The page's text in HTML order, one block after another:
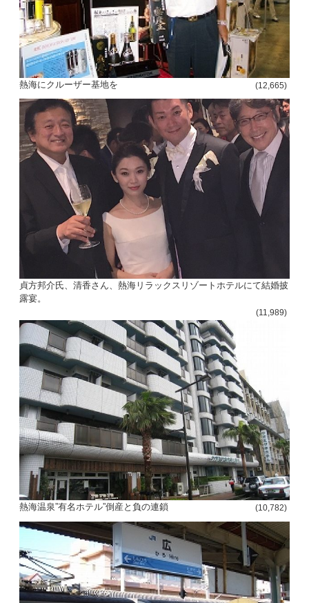
熱海にクルーザー基地を (12,665)
貞方邦介氏、清香さん、熱海リラックスリゾートホテルにて結婚披
露宴。
(11,989)
熱海温泉”有名ホテル”倒産と負の連鎖 (10,782)